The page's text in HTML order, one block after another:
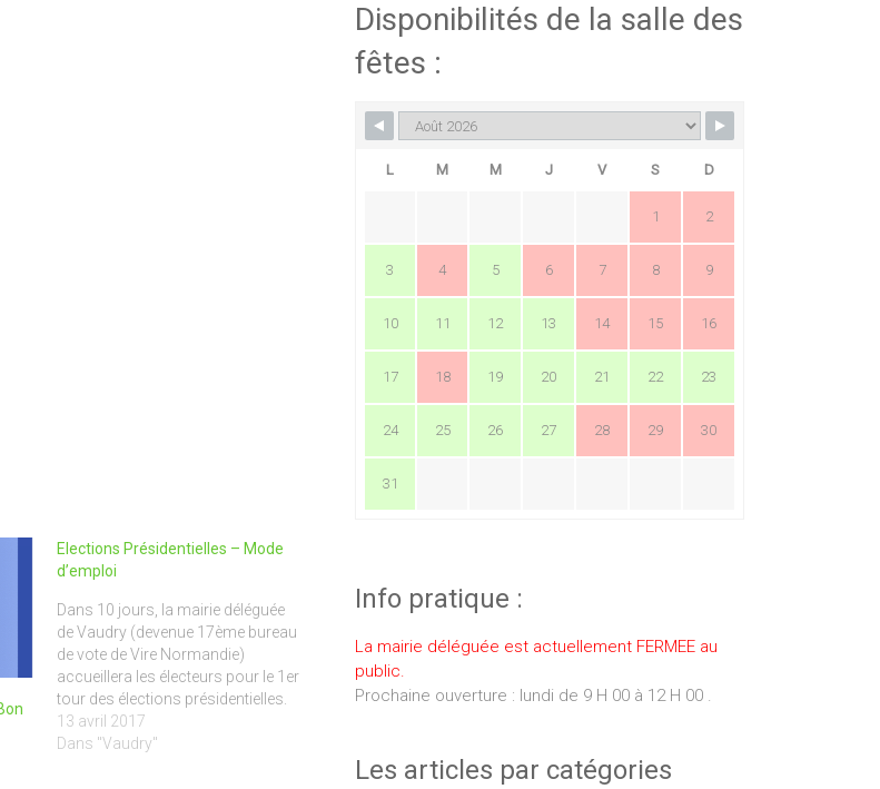
Elections Présidentielles – Mode
d’emploi
Dans 10 jours, la mairie déléguée
de Vaudry (devenue 17ème bureau
de vote de Vire Normandie)
accueillera les électeurs pour le 1er
tour des élections présidentielles.
Le bureau sera ouvert de 8h à 19h.
Depuis quelques jours, vous devez
13 avril 2017
Dans "Vaudry"
Disponibilités de la salle des
fêtes :
L M M J V S D
1 2
3 4 5 6 7 8 9
10 11 12 13 14 15 16
17 18 19 20 21 22 23
24 25 26 27 28 29 30
31
Info pratique :
La mairie déléguée est actuellement FERMEE au
public.
Prochaine ouverture : lundi de 9 H 00 à 12 H 00 .
Les articles par catégories